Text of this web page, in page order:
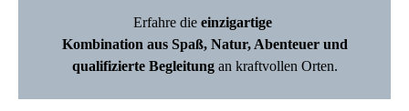
Erfahre die einzigartige
Kombination aus Spaß, Natur, Abenteuer und
qualifizierte Begleitungan kraftvollen Orten.